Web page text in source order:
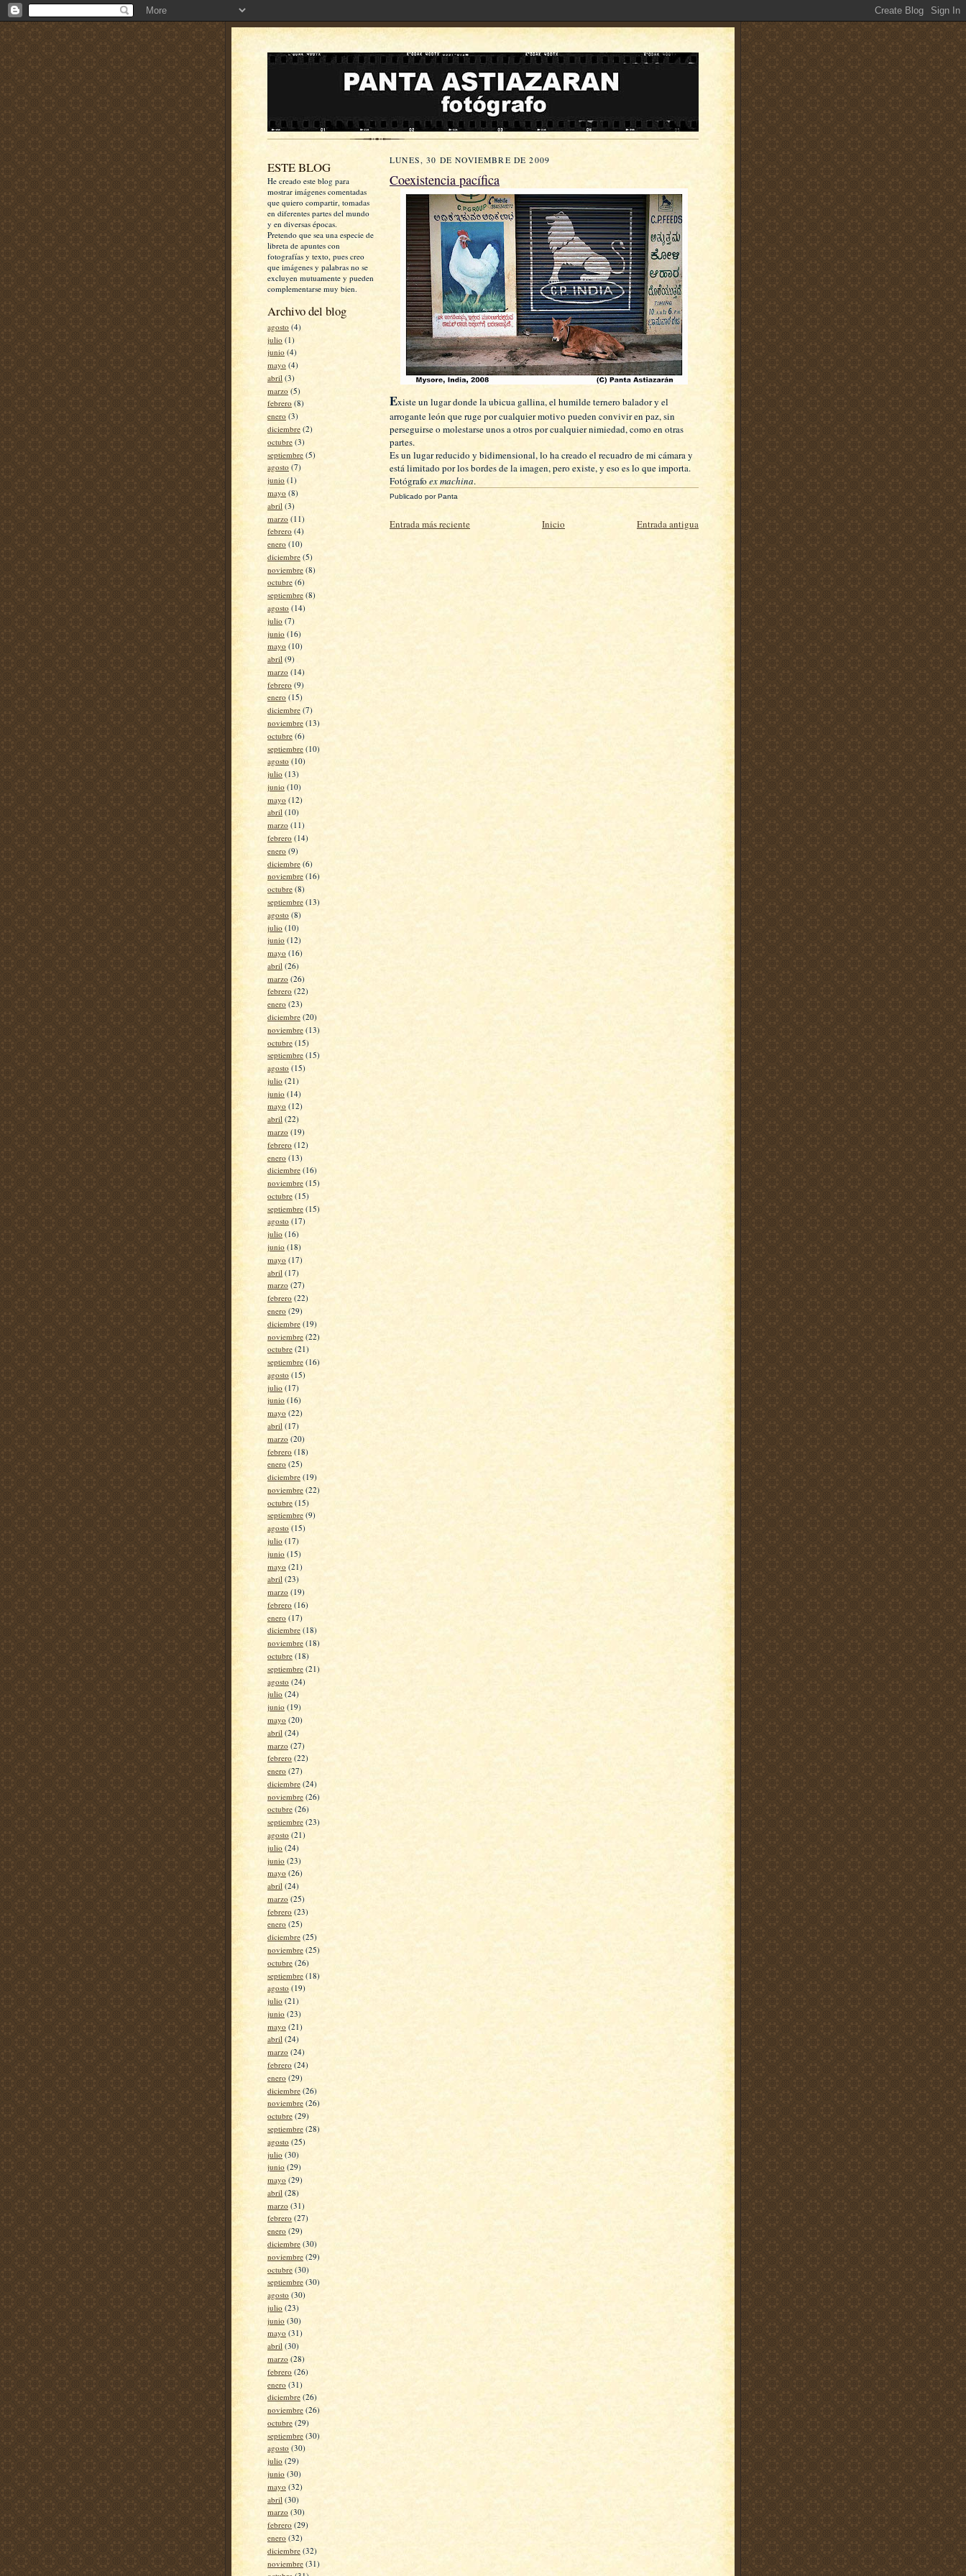
ESTE BLOG
He creado este blog para
mostrar imágenes comentadas
que quiero compartir, tomadas
en diferentes partes del mundo
y en diversas épocas.
Pretendo que sea una especie de
libreta de apuntes con
fotografías y texto, pues creo
que imágenes y palabras no se
excluyen mutuamente y pueden
complementarse muy bien.
Archivo del blog
agosto (4)
julio (1)
junio (4)
mayo (4)
abril (3)
marzo (5)
febrero (8)
enero (3)
diciembre (2)
octubre (3)
septiembre (5)
agosto (7)
junio (1)
mayo (8)
abril (3)
marzo (11)
febrero (4)
enero (10)
diciembre (5)
noviembre (8)
octubre (6)
septiembre (8)
agosto (14)
julio (7)
junio (16)
mayo (10)
abril (9)
marzo (14)
febrero (9)
enero (15)
diciembre (7)
noviembre (13)
octubre (6)
septiembre (10)
agosto (10)
julio (13)
junio (10)
mayo (12)
abril (10)
marzo (11)
febrero (14)
enero (9)
diciembre (6)
noviembre (16)
octubre (8)
septiembre (13)
agosto (8)
julio (10)
junio (12)
mayo (16)
abril (26)
marzo (26)
febrero (22)
enero (23)
diciembre (20)
noviembre (13)
octubre (15)
septiembre (15)
agosto (15)
julio (21)
junio (14)
mayo (12)
abril (22)
marzo (19)
febrero (12)
enero (13)
diciembre (16)
noviembre (15)
octubre (15)
septiembre (15)
agosto (17)
julio (16)
junio (18)
mayo (17)
abril (17)
marzo (27)
febrero (22)
enero (29)
diciembre (19)
noviembre (22)
octubre (21)
septiembre (16)
agosto (15)
julio (17)
junio (16)
mayo (22)
abril (17)
marzo (20)
febrero (18)
enero (25)
diciembre (19)
noviembre (22)
octubre (15)
septiembre (9)
agosto (15)
julio (17)
junio (15)
mayo (21)
abril (23)
marzo (19)
febrero (16)
enero (17)
diciembre (18)
noviembre (18)
octubre (18)
septiembre (21)
agosto (24)
julio (24)
junio (19)
mayo (20)
abril (24)
marzo (27)
febrero (22)
enero (27)
diciembre (24)
noviembre (26)
octubre (26)
septiembre (23)
agosto (21)
julio (24)
junio (23)
mayo (26)
abril (24)
marzo (25)
febrero (23)
enero (25)
diciembre (25)
noviembre (25)
octubre (26)
septiembre (18)
agosto (19)
julio (21)
junio (23)
mayo (21)
abril (24)
marzo (24)
febrero (24)
enero (29)
diciembre (26)
noviembre (26)
octubre (29)
septiembre (28)
agosto (25)
julio (30)
junio (29)
mayo (29)
abril (28)
marzo (31)
febrero (27)
enero (29)
diciembre (30)
noviembre (29)
octubre (30)
septiembre (30)
agosto (30)
julio (23)
junio (30)
mayo (31)
abril (30)
marzo (28)
febrero (26)
enero (31)
diciembre (26)
noviembre (26)
octubre (29)
septiembre (30)
agosto (30)
julio (29)
junio (30)
mayo (32)
abril (30)
marzo (30)
febrero (29)
enero (32)
diciembre (32)
noviembre (31)
LUNES, 30 DE NOVIEMBRE DE 2009
Coexistencia pacífica
Existe un lugar donde la ubicua gallina, el humilde ternero balador y el
arrogante león que ruge por cualquier motivo pueden convivir en paz, sin
perseguirse o molestarse unos a otros por cualquier nimiedad, como en otras
partes.
Es un lugar reducido y bidimensional, lo ha creado el recuadro de mi cámara y
está limitado por los bordes de la imagen, pero existe, y eso es lo que importa.
Fotógrafo ex machina.
Publicado porPanta
Entrada más reciente Entrada antigua
Inicio